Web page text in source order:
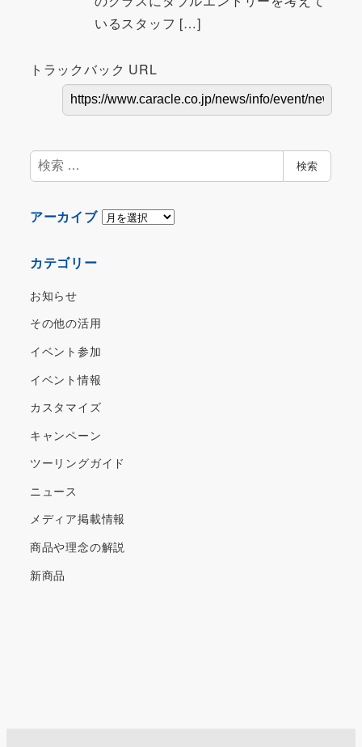
いるスタッフ […]
トラックバック URL
検
索
検索
アーカイブ ア
カテゴリー
お知らせ
その他の活用
イベント参加
イベント情報
カスタマイズ
キャンペーン
ツーリングガイド
ニュース
メディア掲載情報
商品や理念の解説
新商品